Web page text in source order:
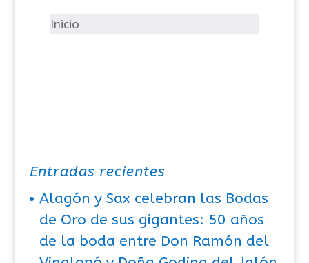
íInicio
Entradas recientes
Alagón y Sax celebran las Bodas
de Oro de sus gigantes: 50 años
de la boda entre Don Ramón del